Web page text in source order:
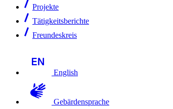
Projekte
Tätigkeitsberichte
Freundeskreis
English
Gebärdensprache